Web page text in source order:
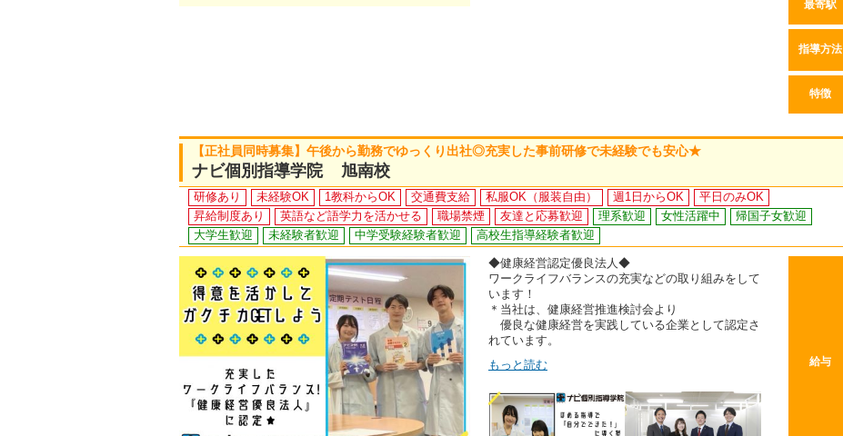
最寄駅
指導方法
特徴
【正社員同時募集】午後から勤務でゆっくり出社◎充実した事前研修で未経験でも安心★
ナビ個別指導学院 旭南校
研修あり 未経験OK 1教科からOK 交通費支給 私服OK（服装自由） 週1日からOK
平日のみOK
昇給制度あり
英語など語学力を活かせる 職場禁煙 友達と応募歓迎 理系歓迎 女性活躍中
帰国子女歓迎
大学生歓迎
未経験者歓迎 中学受験経験者歓迎 高校生指導経験者歓迎
◆健康経営認定優良法人◆
ワークライフバランスの充実などの取り組みをして
います！
＊当社は、健康経営推進検討会より
優良な健康経営を実践している企業として認定さ
れています。
もっと読む
給与